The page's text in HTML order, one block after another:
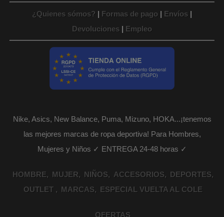
¿Quienes sómos? | Formas de pago | Envíos |
Devoluciones | Empleo
Nike, Asics, New Balance, Puma, Mizuno, HOKA...¡tenemos
las mejores marcas de ropa deportiva! Para Hombres,
Mujeres y Niños ✓ ENTREGA 24-48 horas ✓
HOMBRE MUJER NIÑOS ACCESORIOS
DEPORTES
OUTLET
MARCAS ESPECIAL VUELTA AL COLE
OFERTAS